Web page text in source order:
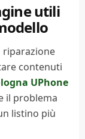
utili
riparazione
contenuti
UPhone
il problema
listino più